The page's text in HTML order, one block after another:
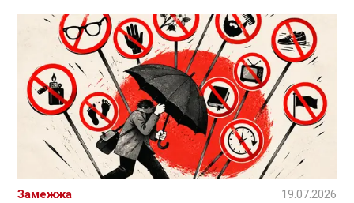
Замежжа 19.07.2026